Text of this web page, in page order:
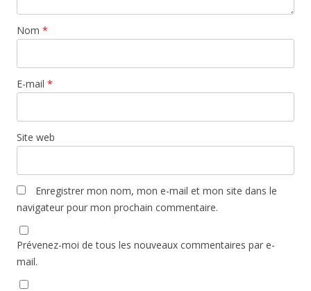
Nom *
E-mail *
Site web
Enregistrer mon nom, mon e-mail et mon site dans le
navigateur pour mon prochain commentaire.
Prévenez-moi de tous les nouveaux commentaires par e-
mail.